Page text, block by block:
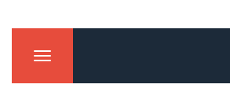
Menu